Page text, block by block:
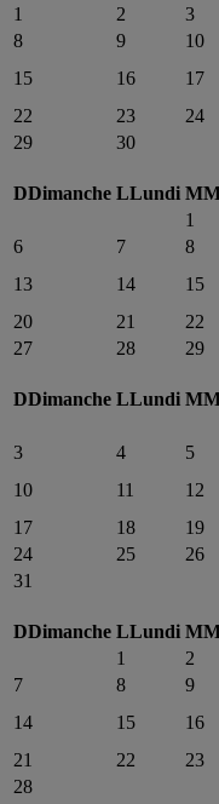
1
2 3
8
9 10
15
16 17
22
23 24
29
30
DDimanche LLundi M
1
6
7 8
13
14 15
20
21 22
27
28 29
DDimanche LLundi M
3
4 5
10
11 12
17
18 19
24
25 26
31
DDimanche LLundi M
1
2
7
8 9
14
15 16
21
22 23
28